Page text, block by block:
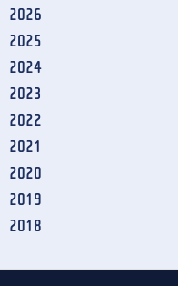
2026
2025
2024
2023
2022
2021
2020
2019
2018